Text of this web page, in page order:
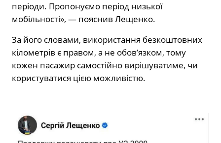
періоди. Пропонуємо період низької
мобільності», — пояснив Лещенко.
За його словами, використання безкоштовних
кілометрів є правом, а не обов’язком, тому
кожен пасажир самостійно вирішуватиме, чи
користуватися цією можливістю.